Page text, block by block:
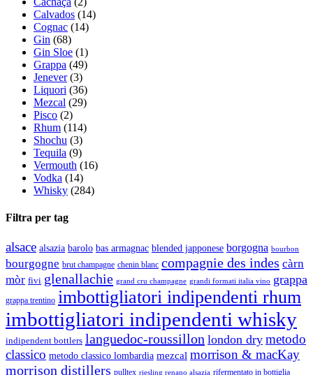
Calvados (14)
Cognac (14)
Gin (68)
Gin Sloe (1)
Grappa (49)
Jenever (3)
Liquori (36)
Mezcal (29)
Pisco (2)
Rhum (114)
Shochu (3)
Tequila (9)
Vermouth (16)
Vodka (14)
Whisky (284)
Filtra per tag
alsace alsazia barolo bas armagnac blended japponese borgogna bourbon
bourgogne brut champagne chenin blanc compagnie des indes càrn
mòr fivi glenallachie grand cru champagne grandi formati italia vino grappa
grappa trentino imbottigliatori indipendenti rhum
imbottigliatori indipendenti whisky
indipendent bottlers languedoc-roussillon london dry metodo
classico metodo classico lombardia mezcal morrison & macKay
morrison distillers pulltex riesling renano alsazia rifermentato in bottiglia